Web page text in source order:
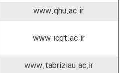
www.qhu.ac.ir
www.icqt.ac.ir
www.tabriziau.ac.ir